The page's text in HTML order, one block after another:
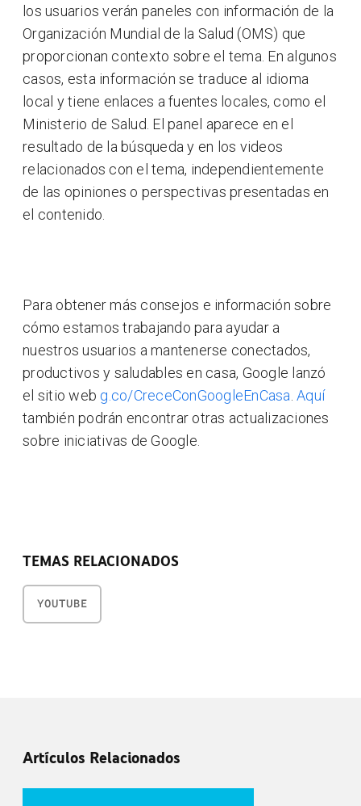
los usuarios verán paneles con información de la
Organización Mundial de la Salud (OMS) que
proporcionan contexto sobre el tema. En algunos
casos, esta información se traduce al idioma
local y tiene enlaces a fuentes locales, como el
Ministerio de Salud. El panel aparece en el
resultado de la búsqueda y en los videos
relacionados con el tema, independientemente
de las opiniones o perspectivas presentadas en
el contenido.
Para obtener más consejos e información sobre
cómo estamos trabajando para ayudar a
nuestros usuarios a mantenerse conectados,
productivos y saludables en casa, Google lanzó
el sitio web g.co/CreceConGoogleEnCasa Aquí
también podrán encontrar otras actualizaciones
sobre iniciativas de Google.
TEMAS RELACIONADOS
YOUTUBE
Artículos Relacionados